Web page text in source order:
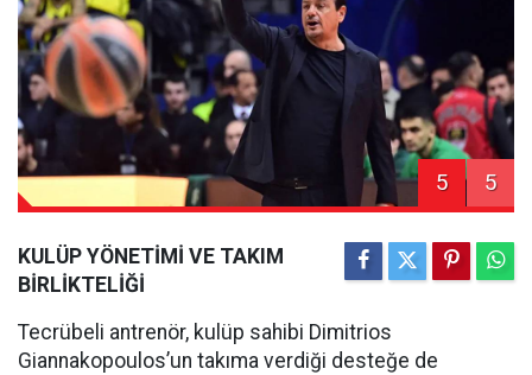
5 5
KULÜP YÖNETİMİ VE TAKIM
BİRLİKTELİĞİ
Tecrübeli antrenör, kulüp sahibi Dimitrios
Giannakopoulos’un takıma verdiği desteğe de